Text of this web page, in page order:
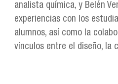
analista química, y Belén
experiencias con los
alumnos, así como la
vínculos entre el diseño, la